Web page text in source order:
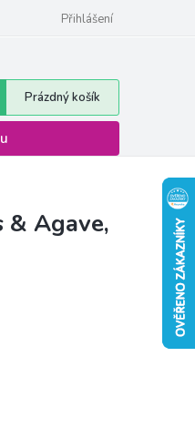
od smlouvy
Přihlášení
Nákupní
košík
Prázdný košík
Agave,